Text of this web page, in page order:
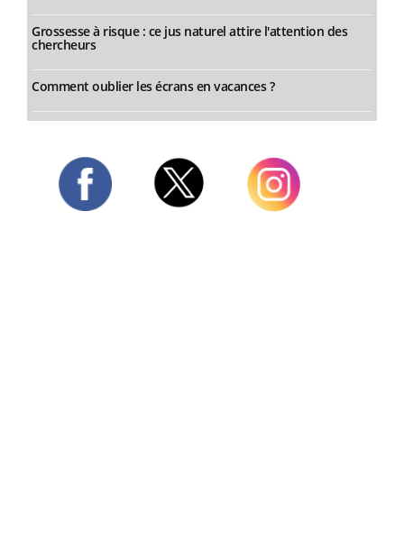
Grossesse à risque : ce jus naturel attire l'attention des
chercheurs
Comment oublier les écrans en vacances ?